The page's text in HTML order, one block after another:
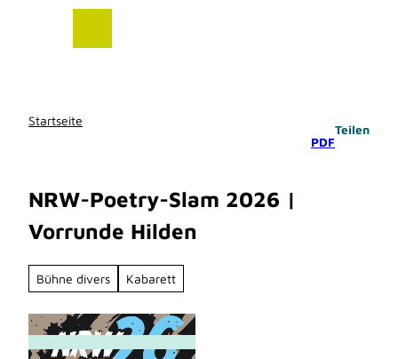
Startseite
PDF
Teilen
NRW-Poetry-Slam 2026 |
Vorrunde Hilden
Bühne divers Kabarett